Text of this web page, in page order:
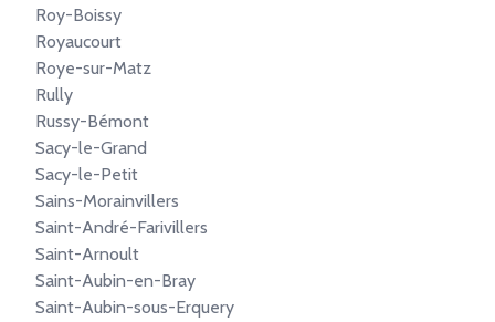
Roy-Boissy
Royaucourt
Roye-sur-Matz
Rully
Russy-Bémont
Sacy-le-Grand
Sacy-le-Petit
Sains-Morainvillers
Saint-André-Farivillers
Saint-Arnoult
Saint-Aubin-en-Bray
Saint-Aubin-sous-Erquery